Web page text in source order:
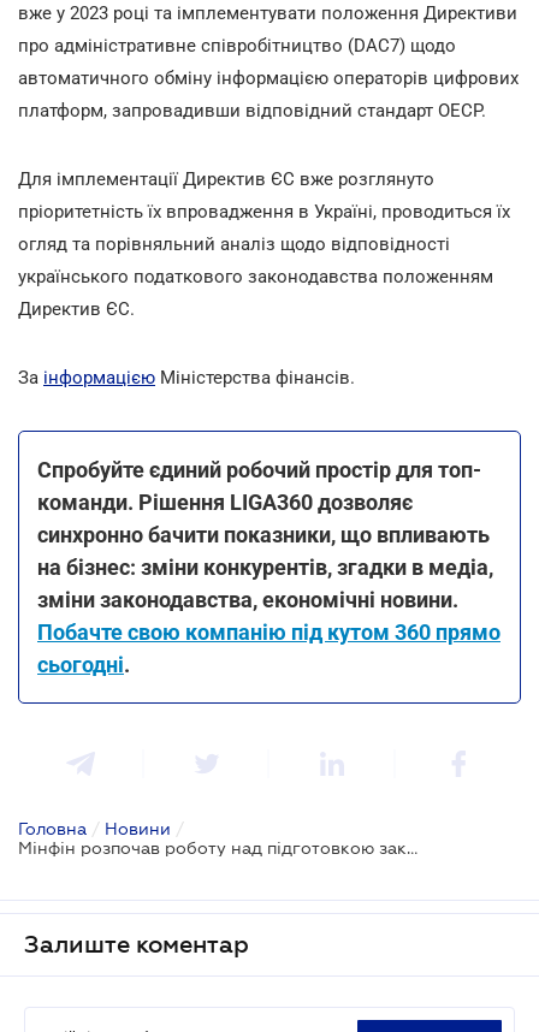
вже у 2023 році та імплементувати положення Директиви
про адміністративне співробітництво (DAC7) щодо
автоматичного обміну інформацією операторів цифрових
платформ, запровадивши відповідний стандарт ОЕСР.
Для імплементації Директив ЄС вже розглянуто
пріоритетність їх впровадження в Україні, проводиться їх
огляд та порівняльний аналіз щодо відповідності
українського податкового законодавства положенням
Директив ЄС.
За інформацією Міністерства фінансів.
Спробуйте єдиний робочий простір для топ-
команди. Рішення LIGA360 дозволяє
синхронно бачити показники, що впливають
на бізнес: зміни конкурентів, згадки в медіа,
зміни законодавства, економічні новини.
Побачте свою компанію під кутом 360 прямо
сьогодні.
Головна / Новини /
Мінфін розпочав роботу над підготовкою законодавчої бази у сфері оподаткування для вступу до ЄС
Залиште коментар